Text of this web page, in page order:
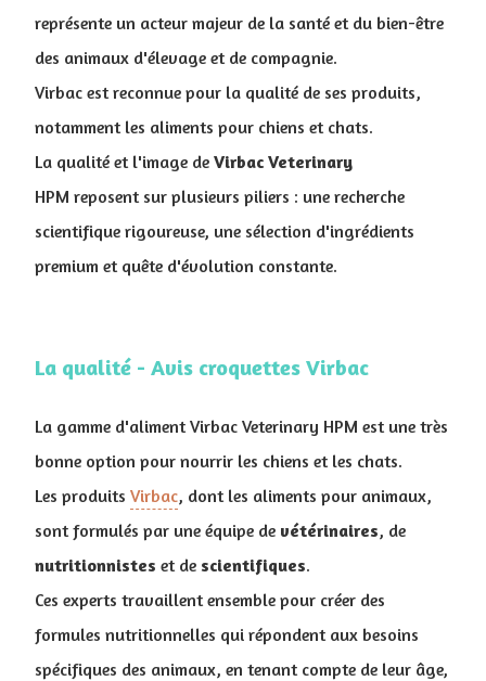
représente un acteur majeur de la santé et du bien-être
des animaux d'élevage et de compagnie.
Virbac est reconnue pour la qualité de ses produits,
notamment les aliments pour chiens et chats.
La qualité et l'image de Virbac Veterinary
HPM reposent sur plusieurs piliers : une recherche
scientifique rigoureuse, une sélection d'ingrédients
premium et quête d'évolution constante.
La qualité - Avis croquettes Virbac
La gamme d'aliment Virbac Veterinary HPM est une très
bonne option pour nourrir les chiens et les chats.
Les produits Virbac, dont les aliments pour animaux,
sont formulés par une équipe de vétérinaires, de
nutritionnistes et de scientifiques.
Ces experts travaillent ensemble pour créer des
formules nutritionnelles qui répondent aux besoins
spécifiques des animaux, en tenant compte de leur âge,